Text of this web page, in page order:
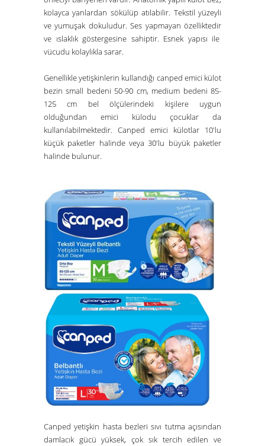
kolayca yanlardan sökülüp atılabilir. Tekstil yüzeyli
ve yumuşak dokuludur. Ses yapmayan özelliktedir
ve ıslaklık göstergesine sahiptir. Esnek yapısı ile
vücudu kolaylıkla sarar.
Genellikle yetişkinlerin kullandığı canped emici külot
bezin small bedeni 50-90 cm, medium bedeni 85-
125 cm bel ölçülerindeki kişilere uygun
olduğundan emici külodu çocuklar da
kullanılabilmektedir. Canped emici külotlar 10'lu
küçük paketler halinde veya 30'lu büyük paketler
halinde bulunur.
Canped yetişkin hasta bezleri sıvı tutma açısından
damlacık gücü yüksek, çok sık tercih edilen ve